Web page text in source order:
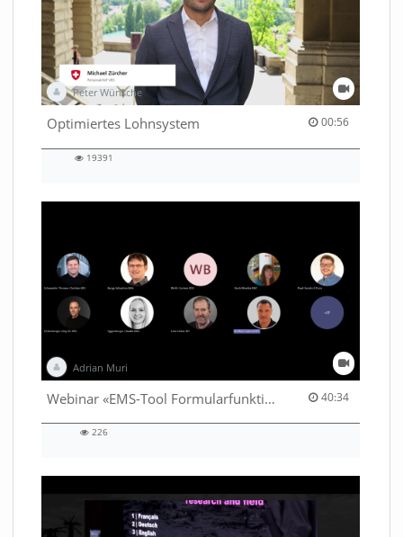
Peter Wünsche
Optimiertes Lohnsystem 00:56
00:56 duration
19391
Adrian Muri
Webinar «EMS-Tool Formularfunktion» 40:34
40:34 duration
226